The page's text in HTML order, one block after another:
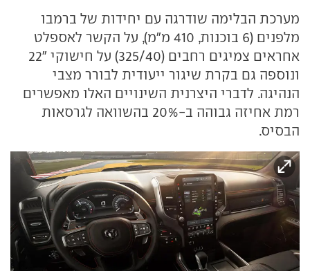
מערכת הבלימה שודרגה עם יחידות של ברמבו
מלפנים (6 בוכנות, 410 מ"מ), על הקשר לאספלט
אחראים צמיגים רחבים (325/40) על חישוקי "22
ונוספה גם בקרת שיגור ייעודית לבורר מצבי
הנהיגה. לדברי היצרנית השינויים האלו מאפשרים
רמת אחיזה גבוהה ב-20% בהשוואה לגרסאות
הבסיס.